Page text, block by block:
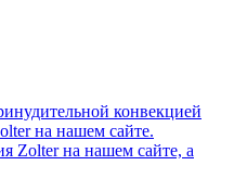
конвекцией
на нашем сайте.
Zolter на нашем сайте, а